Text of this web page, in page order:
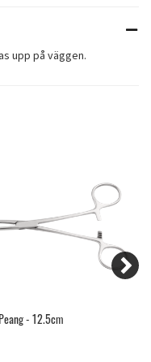
upp på väggen.
- 12.5cm